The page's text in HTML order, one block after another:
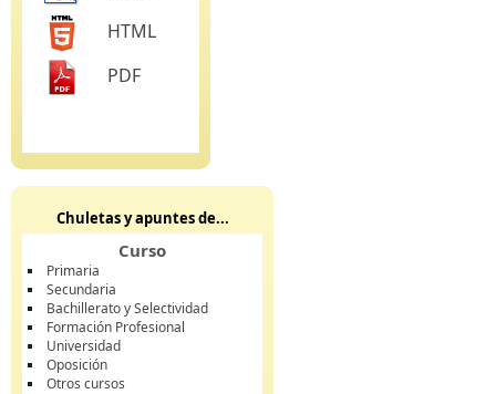
HTML
PDF
Chuletas y apuntes de...
Curso
Primaria
Secundaria
Bachillerato y Selectividad
Formación Profesional
Universidad
Oposición
Otros cursos